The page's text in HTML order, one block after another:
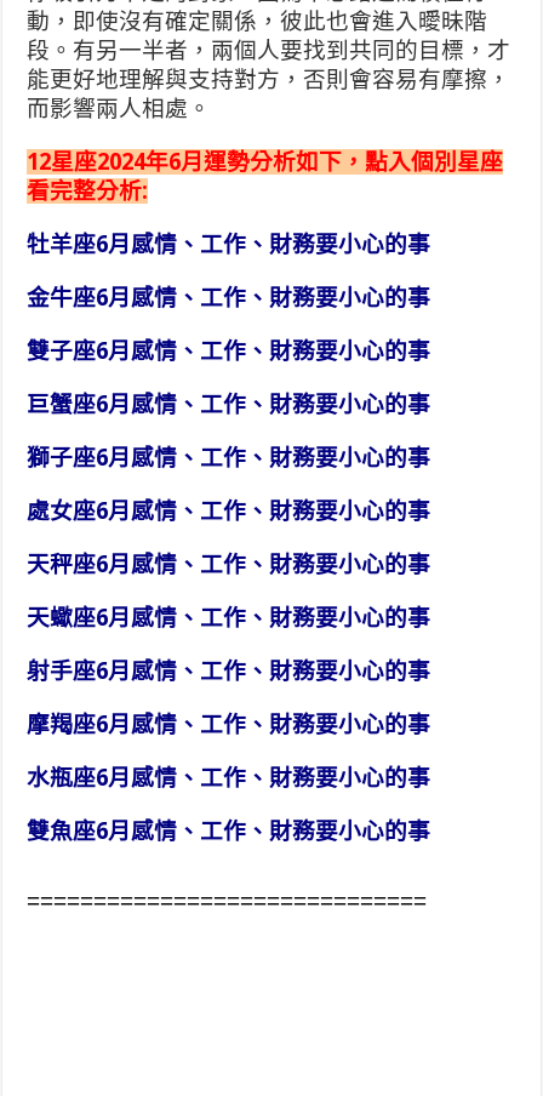
動，即使沒有確定關係，彼此也會進入曖昧階
段。有另一半者，兩個人要找到共同的目標，才
能更好地理解與支持對方，否則會容易有摩擦，
而影響兩人相處。
12星座2024年6月運勢分析如下，點入個別星座
看完整分析:
牡羊座6月感情、工作、財務要小心的事
金牛座6月感情、工作、財務要小心的事
雙子座6月感情、工作、財務要小心的事
巨蟹座6月感情、工作、財務要小心的事
獅子座6月感情、工作、財務要小心的事
處女座6月感情、工作、財務要小心的事
天秤座6月感情、工作、財務要小心的事
天蠍座6月感情、工作、財務要小心的事
射手座6月感情、工作、財務要小心的事
摩羯座6月感情、工作、財務要小心的事
水瓶座6月感情、工作、財務要小心的事
雙魚座6月感情、工作、財務要小心的事
==============================